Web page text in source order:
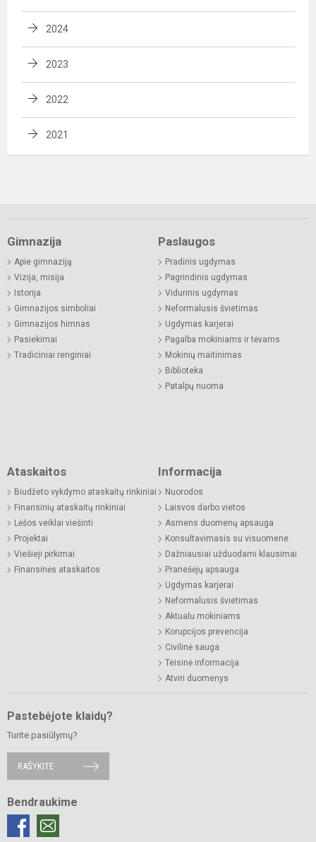
2024
2023
2022
2021
Gimnazija
Apie gimnaziją
Vizija, misija
Istorija
Gimnazijos simboliai
Gimnazijos himnas
Pasiekimai
Tradiciniai renginiai
Paslaugos
Pradinis ugdymas
Pagrindinis ugdymas
Vidurinis ugdymas
Neformalusis švietimas
Ugdymas karjerai
Pagalba mokiniams ir tėvams
Mokinių maitinimas
Biblioteka
Patalpų nuoma
Ataskaitos
Biudžeto vykdymo ataskaitų rinkiniai
Finansinių ataskaitų rinkiniai
Lėšos veiklai viešinti
Projektai
Viešieji pirkimai
Finansinės ataskaitos
Informacija
Nuorodos
Laisvos darbo vietos
Asmens duomenų apsauga
Konsultavimasis su visuomene
Dažniausiai užduodami klausimai
Pranešėjų apsauga
Ugdymas karjerai
Neformalusis švietimas
Aktualu mokiniams
Korupcijos prevencija
Civilinė sauga
Teisinė informacija
Atviri duomenys
Pastebėjote klaidų?
Turite pasiūlymų?
RAŠYKITE
Bendraukime